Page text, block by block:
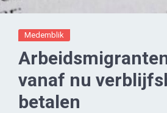
Medemblik
vanaf nu
betalen